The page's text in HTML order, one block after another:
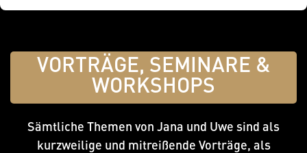
VORTRÄGE, SEMINARE &
WORKSHOPS
Sämtliche Themen von Jana und Uwe sind als
kurzweilige und mitreißende Vorträge, als